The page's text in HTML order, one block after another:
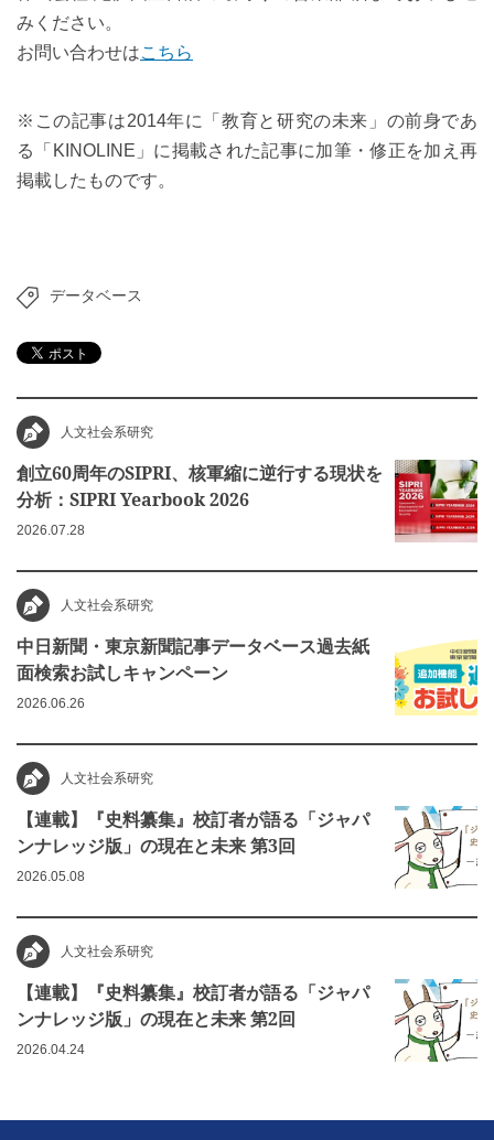
みください。
お問い合わせはこちら
※この記事は2014年に「教育と研究の未来」の前身であ
る「KINOLINE」に掲載された記事に加筆・修正を加え再
掲載したものです。
データベース
人文社会系研究
創立60周年のSIPRI、核軍縮に逆行する現状を
分析：SIPRI Yearbook 2026
2026.07.28
人文社会系研究
中日新聞・東京新聞記事データベース過去紙
面検索お試しキャンペーン
2026.06.26
人文社会系研究
【連載】『史料纂集』校訂者が語る「ジャパ
ンナレッジ版」の現在と未来 第3回
2026.05.08
人文社会系研究
【連載】『史料纂集』校訂者が語る「ジャパ
ンナレッジ版」の現在と未来 第2回
2026.04.24